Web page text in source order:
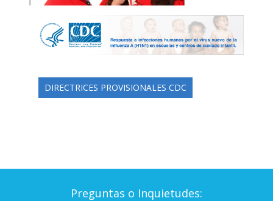
DIRECTRICES PROVISIONALES CDC
Preguntas o Inquietudes: